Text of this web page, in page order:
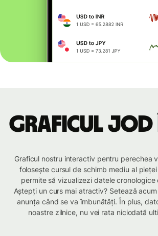
Graficul JOD
Graficul nostru interactiv pentru perechea
folosește cursul de schimb mediu al
permite să vizualizezi datele cronologice
Aștepți un curs mai atractiv? Setează
anunța când se va îmbunătăți. În plus,
noastre zilnice, nu vei rata niciodată